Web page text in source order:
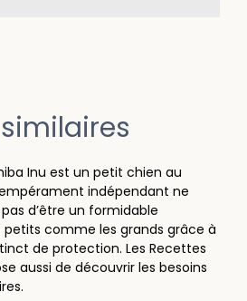
Inu est un petit chien au
indépendant ne
d’être un formidable
comme les grands grâce à
de protection. Les Recettes
aussi de découvrir les besoins